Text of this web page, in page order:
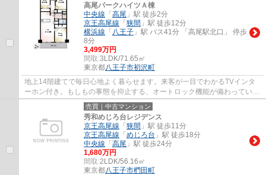
高尾パークハイツＡ棟
中央線 「 高尾 」駅 徒歩2分
京王高尾線 「 狭間 」駅 徒歩12分
横浜線 「 八王子 」駅 バス41分 「高尾駅北口」 停歩
8分
3,499万円
間取:3LDK/71.65㎡
東京都八王子市初沢町
地上14階建てで毎日心地よく暮らせます。来客が一目でわかるTVインタ
ーホン付き。もしもの事態を抑止する、オートロック機能が備わっていま
す。スムーズに購入まで辿り着けるというこ...
売買｜中古マンション
秀和めじろ台レジデンス
京王高尾線 「 狭間 」駅 徒歩11分
京王高尾線 「 めじろ台 」駅 徒歩18分
中央線 「 高尾 」駅 徒歩24分
1,680万円
間取:2LDK/56.16㎡
東京都八王子市椚田町